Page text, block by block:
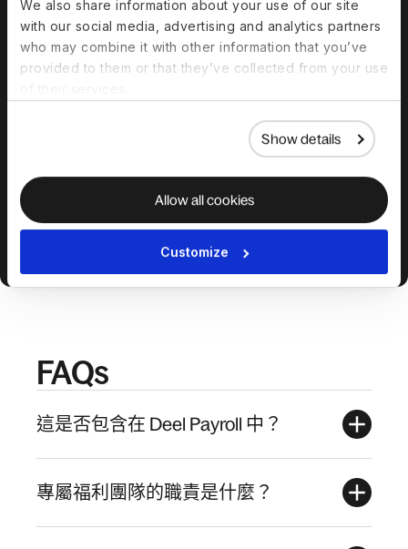
We also share information about your use of our site
with our social media, advertising and analytics partners
who may combine it with other information that you’ve
provided to them or that they’ve collected from your use
Show details
Allow all cookies
Customize
可直接套入薪
資的扣款
誤。
持續支援與報
告
新、例外情況，以及
您在稽核與財務審查
所需的資訊。
FAQs
這是否包含在 Deel Payroll 中？
專屬福利團隊的職責是什麼？